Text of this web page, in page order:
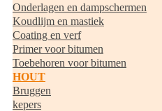
Onderlagen en dampschermen
Koudlijm en mastiek
Coating en verf
Primer voor bitumen
Toebehoren voor bitumen
HOUT
Bruggen
kepers